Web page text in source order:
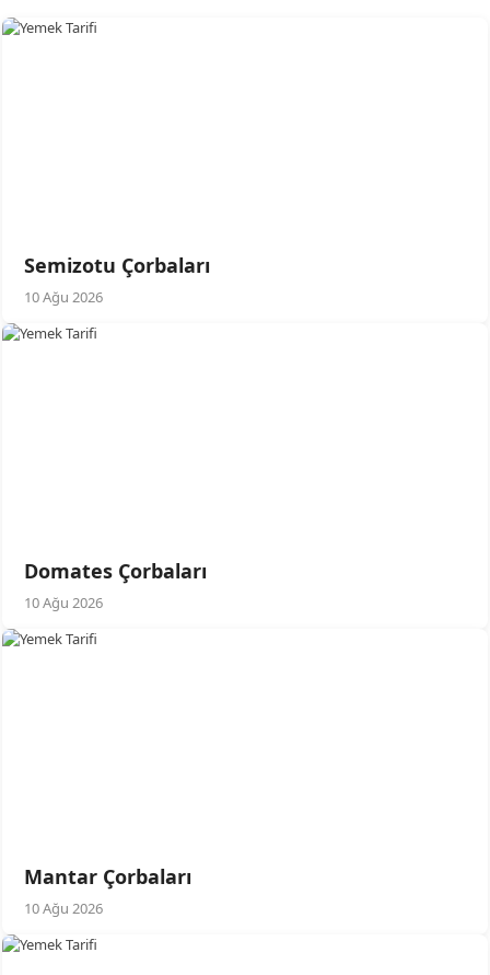
Semizotu Çorbaları
10 Ağu 2026
Domates Çorbaları
10 Ağu 2026
Mantar Çorbaları
10 Ağu 2026